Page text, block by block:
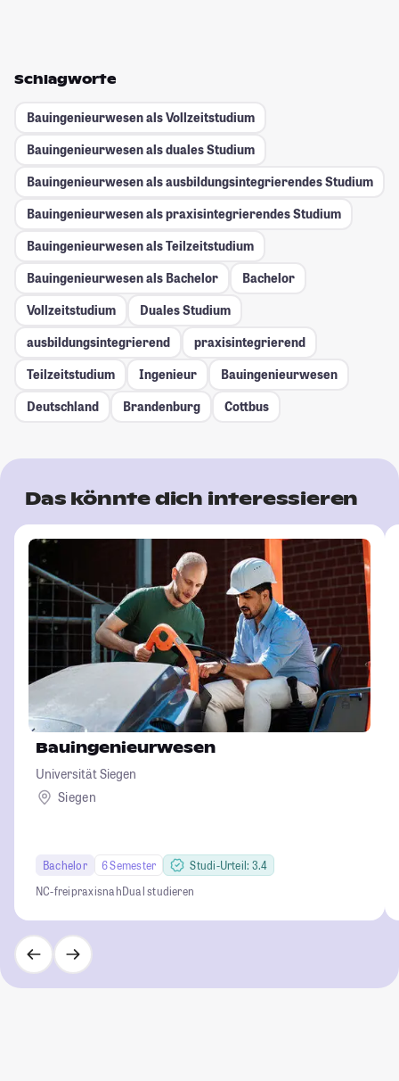
Schlagworte
Bauingenieurwesen als Vollzeitstudium
Bauingenieurwesen als duales Studium
Bauingenieurwesen als ausbildungsintegrierendes Studium
Bauingenieurwesen als praxisintegrierendes Studium
Bauingenieurwesen als Teilzeitstudium
Bauingenieurwesen als Bachelor
Bachelor
Vollzeitstudium
Duales Studium
ausbildungsintegrierend
praxisintegrierend
Teilzeitstudium
Ingenieur
Bauingenieurwesen
Deutschland
Brandenburg Cottbus
Das könnte dich interessieren
Bauingenieurwesen
Universität Siegen
Siegen
Bachelor 6 Semester
Studi-Urteil: 3.4
NC-freipraxisnahDual studieren